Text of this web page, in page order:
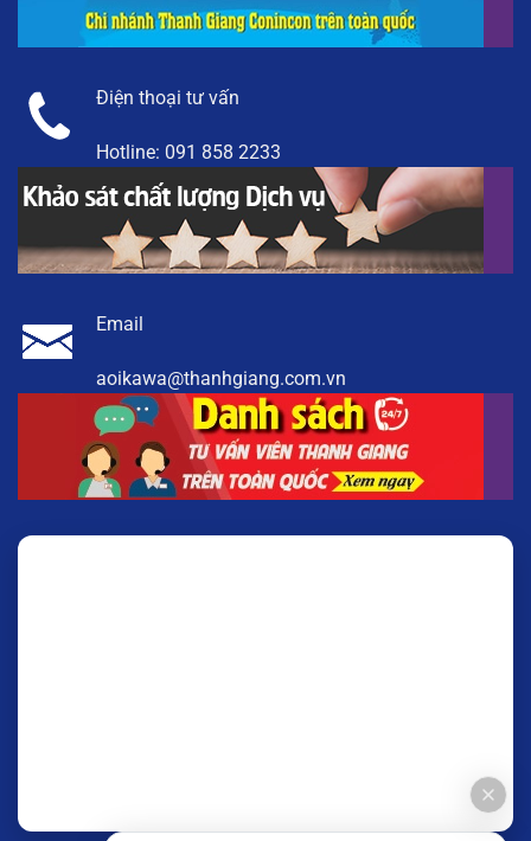
Điện thoại tư vấn
Hotline: 091 858 2233
Email
aoikawa@thanhgiang.com.vn